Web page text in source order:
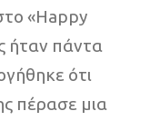
«Happy
ήταν πάντα
ότι
πέρασε μια